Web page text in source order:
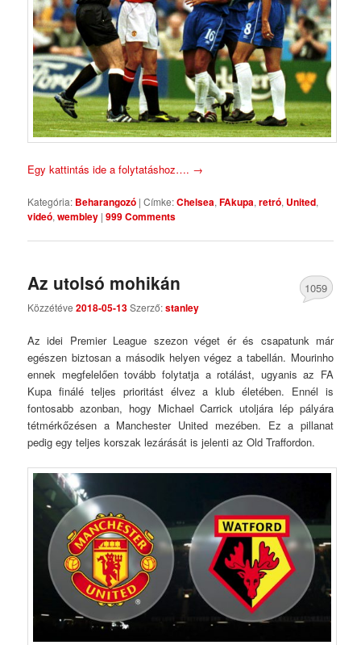
Egy kattintás ide a folytatáshoz…. →
Kategória: Beharangozó |Címke:Chelsea,FAkupa,retró, United,
videó,wembley |999 Comments
Az utolsó mohikán
Közzétéve2018-05-13Szerző:stanley
1059
Az idei Premier League szezon véget ér és csapatunk már
egészen biztosan a második helyen végez a tabellán. Mourinho
ennek megfelelően tovább folytatja a rotálást, ugyanis az FA
Kupa finálé teljes prioritást élvez a klub életében. Ennél is
fontosabb azonban, hogy Michael Carrick utoljára lép pályára
tétmérkőzésen a Manchester United mezében. Ez a pillanat
pedig egy teljes korszak lezárását is jelenti az Old Traffordon.